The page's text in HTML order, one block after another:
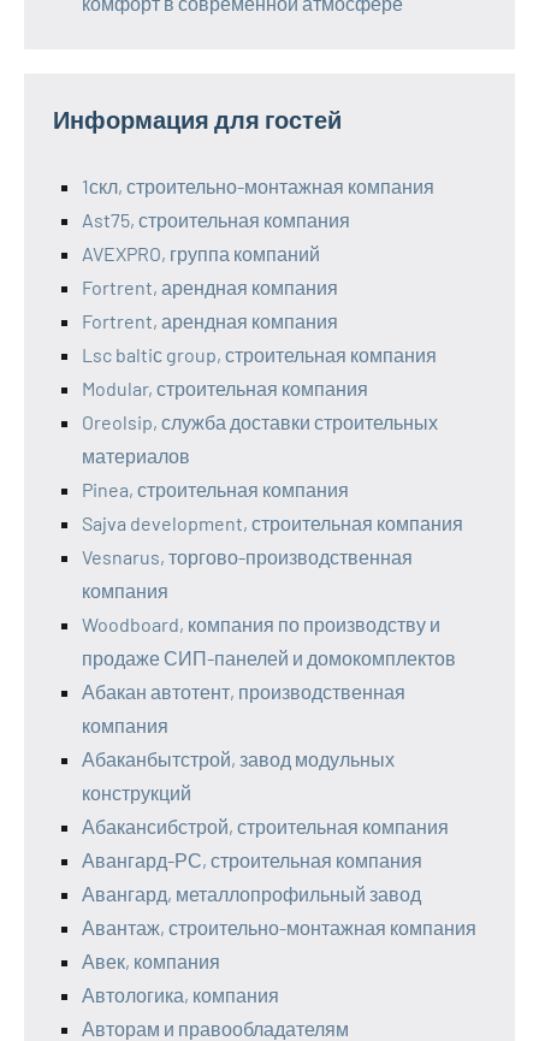
Информация для гостей
1скл, строительно-монтажная компания
Ast75, строительная компания
AVEXPRO, группа компаний
Fortrent, арендная компания
Fortrent, арендная компания
Lsc baltiс group, строительная компания
Modular, строительная компания
Oreolsip, служба доставки строительных
материалов
Pinea, строительная компания
Sajva development, строительная компания
Vesnarus, торгово-производственная
компания
Woodboard, компания по производству и
продаже СИП-панелей и домокомплектов
Абакан автотент, производственная
компания
Абаканбытстрой, завод модульных
конструкций
Абакансибстрой, строительная компания
Авангард-РС, строительная компания
Авангард, металлопрофильный завод
Авантаж, строительно-монтажная компания
Авек, компания
Автологика, компания
Авторам и правообладателям